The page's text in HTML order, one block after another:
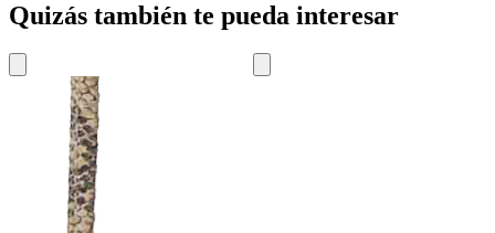
Quizás también te pueda interesar